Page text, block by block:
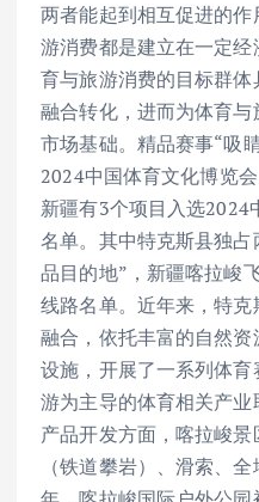
两者能起到相互促进的
游消费都是建立在一定
育与旅游消费的目标群
融合转化，进而为体育
市场基础。精品赛事“吸
2024中国体育文化博览
新疆有3个项目入选2024
名单。其中特克斯县独
品目的地”，新疆喀拉峻
线路名单。近年来，特
融合，依托丰富的自然
设施，开展了一系列体
游为主导的体育相关产
产品开发方面，喀拉峻
（铁道攀岩）、滑索、